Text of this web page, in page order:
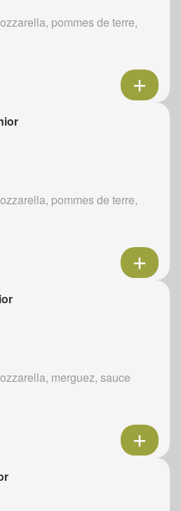
pommes de terre,
pommes de terre,
merguez, sauce